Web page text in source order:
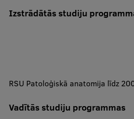
Doktorantūras skola
Zinātniskās konferences
Izstrādātās studiju
RSU Patoloģiskā anatomija līdz
Vadītās studiju programmas